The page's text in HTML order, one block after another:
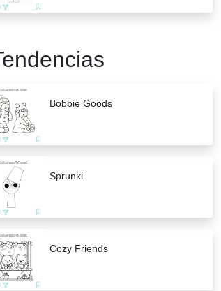
Bobbie Goods
Sprunki
Cozy Friends